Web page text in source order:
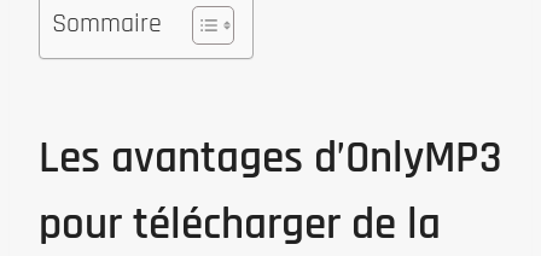
Sommaire
Les avantages d’OnlyMP3
pour télécharger de la